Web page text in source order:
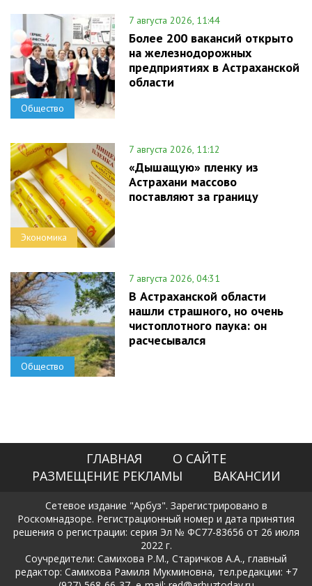
Общество
7 августа 2026, 11:44
Более 200 вакансий открыто
на железнодорожных
предприятиях в Астраханской
области
Экономика
7 августа 2026, 11:12
«Дышащую» пленку из
Астрахани массово
поставляют за границу
Общество
7 августа 2026, 04:31
В Астраханской области
нашли страшного, но очень
чистоплотного паука: он
расчесывался
ГЛАВНАЯ
О САЙТЕ
РАЗМЕЩЕНИЕ РЕКЛАМЫ
ВАКАНСИИ
Сетевое издание "Арбуз". Зарегистрировано в
Роскомнадзоре. Регистрационный номер и дата принятия
решения о регистрации: серия Эл № ФС77-83656 от 26 июля
2022 г.
Соучредители: Самихова Р.М., Старичков А.А., главный
редактор: Самихова Рамиля Мукминовна, тел.редакции: +7